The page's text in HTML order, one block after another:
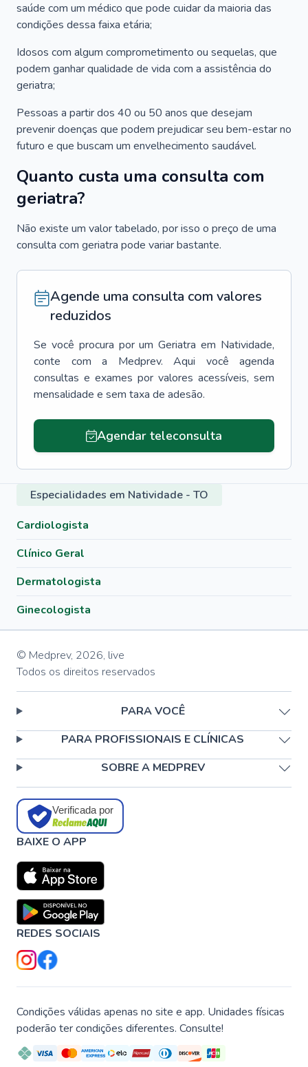
saúde com um médico que pode cuidar da maioria das
condições dessa faixa etária;
Idosos com algum comprometimento ou sequelas, que
podem ganhar qualidade de vida com a assistência do
geriatra;
Pessoas a partir dos 40 ou 50 anos que desejam
prevenir doenças que podem prejudicar seu bem-estar no
futuro e que buscam um envelhecimento saudável.
Quanto custa uma consulta com
geriatra?
Não existe um valor tabelado, por isso o preço de uma
consulta com geriatra pode variar bastante.
Agende uma consulta com valores
reduzidos
Se você procura por um Geriatra em Natividade,
conte com a Medprev. Aqui você agenda
consultas e exames por valores acessíveis, sem
mensalidade e sem taxa de adesão.
Agendar teleconsulta
Especialidades em Natividade - TO
Cardiologista
Clínico Geral
Dermatologista
Ginecologista
© Medprev, 2026, live
Todos os direitos reservados
PARA VOCÊ
PARA PROFISSIONAIS E CLÍNICAS
SOBRE A MEDPREV
Verificada por
BAIXE O APP
REDES SOCIAIS
Condições válidas apenas no site e app. Unidades físicas
poderão ter condições diferentes. Consulte!